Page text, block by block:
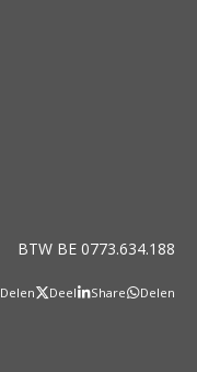
BTW BE 0773.634.188
Delen Deel Share Delen